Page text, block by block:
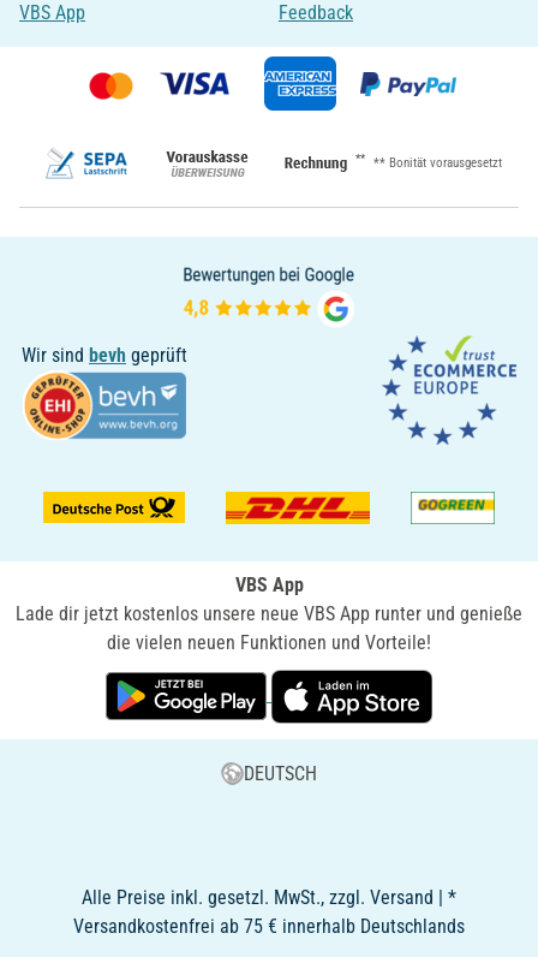
VBS App
Feedback
** ** Bonität vorausgesetzt
Wir sind bevh geprüft
VBS App
Lade dir jetzt kostenlos unsere neue VBS App runter und genieße
die vielen neuen Funktionen und Vorteile!
DEUTSCH
Alle Preise inkl. gesetzl. MwSt., zzgl. Versand | *
Versandkostenfrei ab 75 € innerhalb Deutschlands